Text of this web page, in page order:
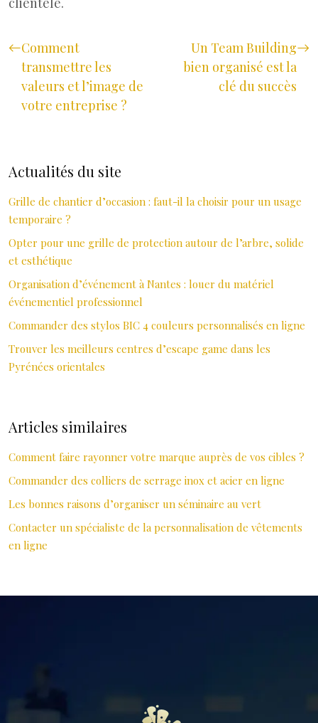
Comment
transmettre les
valeurs et l’image de
votre entreprise ?
Un Team Building
bien organisé est la
clé du succès
Actualités du site
Grille de chantier d’occasion : faut-il la choisir pour un usage
temporaire ?
Opter pour une grille de protection autour de l’arbre, solide
et esthétique
Organisation d’événement à Nantes : louer du matériel
événementiel professionnel
Commander des stylos BIC 4 couleurs personnalisés en ligne
Trouver les meilleurs centres d’escape game dans les
Pyrénées orientales
Articles similaires
Comment faire rayonner votre marque auprès de vos cibles ?
Commander des colliers de serrage inox et acier en ligne
Les bonnes raisons d’organiser un séminaire au vert
Contacter un spécialiste de la personnalisation de vêtements
en ligne